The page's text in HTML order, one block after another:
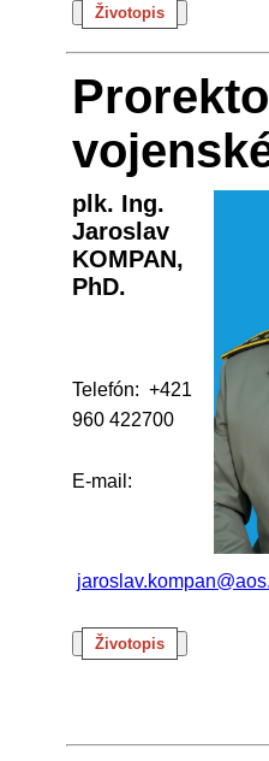
Životopis
plk. Ing.
Jaroslav
KOMPAN,
PhD.
Telefón: +421
960 422700
E-mail:
Životopis